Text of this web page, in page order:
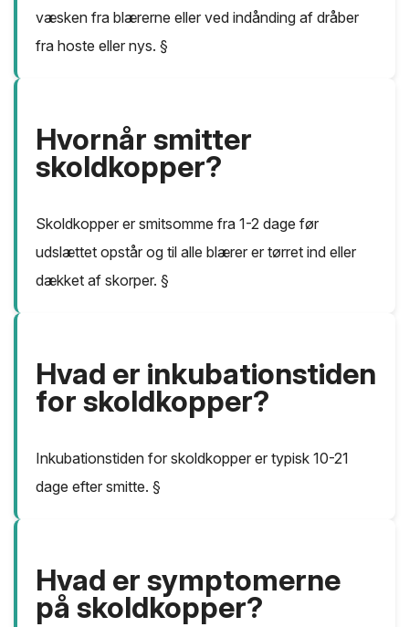
væsken fra blærerne eller ved indånding af dråber
fra hoste eller nys. §
Hvornår smitter
skoldkopper?
Skoldkopper er smitsomme fra 1-2 dage før
udslættet opstår og til alle blærer er tørret ind eller
dækket af skorper. §
Hvad er inkubationstiden
for skoldkopper?
Inkubationstiden for skoldkopper er typisk 10-21
dage efter smitte. §
Hvad er symptomerne
på skoldkopper?